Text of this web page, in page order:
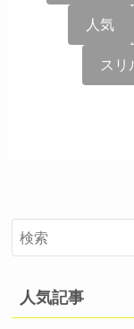
人気
スリ
人気記事